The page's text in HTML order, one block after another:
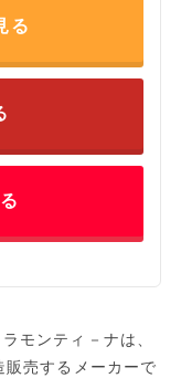
る
ンティ－ナは、
売するメーカーで